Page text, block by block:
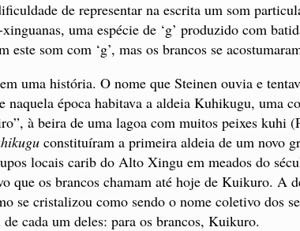
de representar na escrita um som
uma espécie de ‘g’ produzido com
este som com ‘g’, mas os brancos se
uma história. O nome que Steinen ouvia e
naquela época habitava a aldeia Kuhikugu, uma
à beira de uma lagoa com muitos peixes kuhi
constituíram a primeira aldeia de um novo
locais carib do Alto Xingu em meados do
que os brancos chamam até hoje de Kuikuro. A
se cristalizou como sendo o nome coletivo dos
cada um deles: para os brancos, Kuikuro.